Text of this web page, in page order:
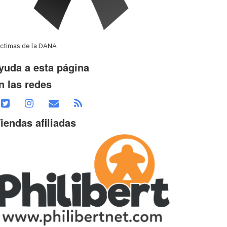
de la DANA
a esta página
las redes
afiliadas